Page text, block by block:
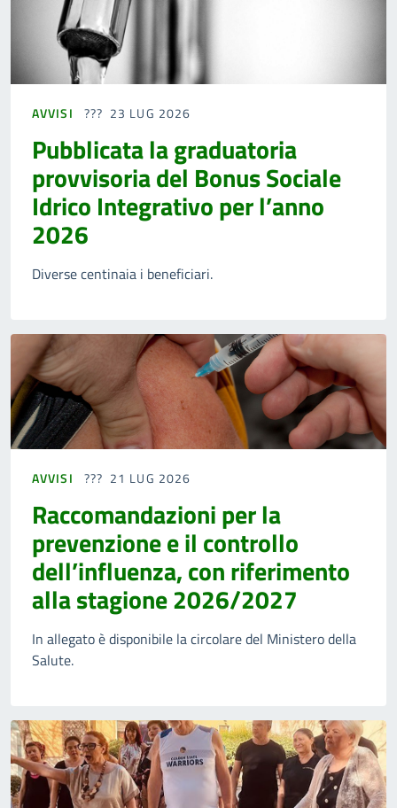
AVVISI 23 LUG 2026
Pubblicata la graduatoria
provvisoria del Bonus Sociale
Idrico Integrativo per l’anno
2026
Diverse centinaia i beneficiari.
AVVISI 21 LUG 2026
Raccomandazioni per la
prevenzione e il controllo
dell’influenza, con riferimento
alla stagione 2026/2027
In allegato è disponibile la circolare del Ministero della
Salute.